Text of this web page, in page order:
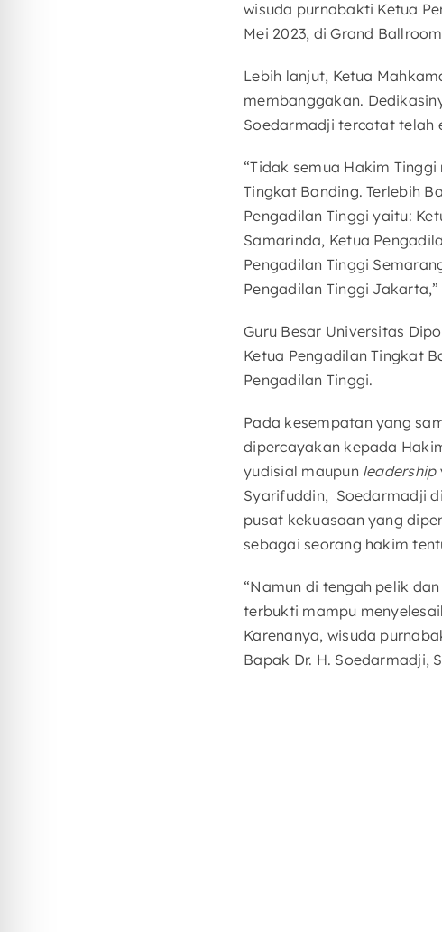
wisuda purnabakti Ketua
Mei 2023, di Grand
Lebih lanjut, Ketua
membanggakan.
Soedarmadji tercatat telah
“Tidak semua Hakim
Tingkat Banding. Terlebih
Pengadilan Tinggi yaitu:
Samarinda, Ketua
Pengadilan Tinggi
Pengadilan Tinggi
Guru Besar Universitas
Ketua Pengadilan Tingkat
Pengadilan Tinggi.
Pada kesempatan yang
dipercayakan kepada
yudisial maupun leadership
Syarifuddin, Soedarmadji
pusat kekuasaan yang
sebagai seorang hakim
“Namun di tengah pelik
terbukti mampu
Karenanya, wisuda
Bapak Dr. H. Soedarmadji,